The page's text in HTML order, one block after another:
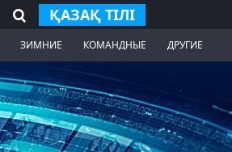
ҚАЗАҚ ТІЛІ
ЗИМНИЕ КОМАНДНЫЕ ДРУГИЕ